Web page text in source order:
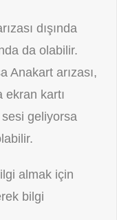
dışında
da olabilir.
Anakart arızası,
ekran kartı
sesi geliyorsa
almak için
bilgi